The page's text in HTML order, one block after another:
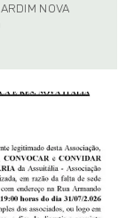
NOVA